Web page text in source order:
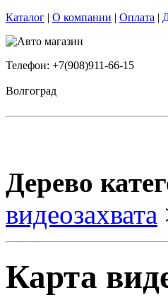
Каталог | О компании | Оплата |
Телефон: +7(908)911-66-15
Волгоград
Дерево
видеозахвата
Карта